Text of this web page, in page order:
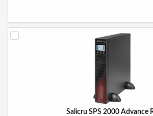
Salicru SPS 2000 Advance